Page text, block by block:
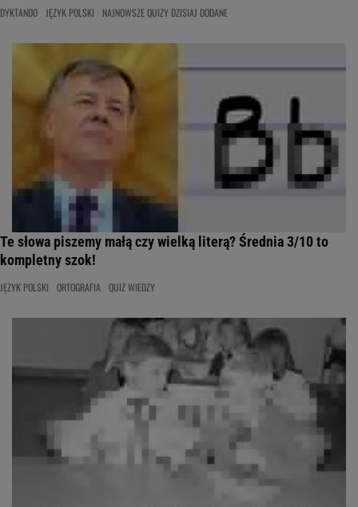
DYKTANDO JĘZYK POLSKI NAJNOWSZE QUIZY DZISIAJ DODANE
Te słowa piszemy małą czy wielką literą? Średnia 3/10 to
kompletny szok!
JĘZYK POLSKI ORTOGRAFIA QUIZ WIEDZY